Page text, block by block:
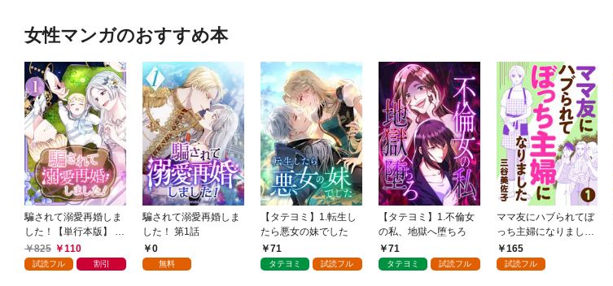
女性マンガのおすすめ本
騙されて溺愛再婚しま
した！【単行本版】 1
巻825 110
試読フル 割引
騙されて溺愛再婚しま
した！ 第1話
0
無料
【タテヨミ】1.転生し
たら悪女の妹でした
71
タテヨミ 試読フル
【タテヨミ】1.不倫女
の私、地獄へ堕ちろ
71
タテヨミ 試読フル
ママ友にハブられてぼ
っち主婦になりました
【分冊版】 1
165
試読フル